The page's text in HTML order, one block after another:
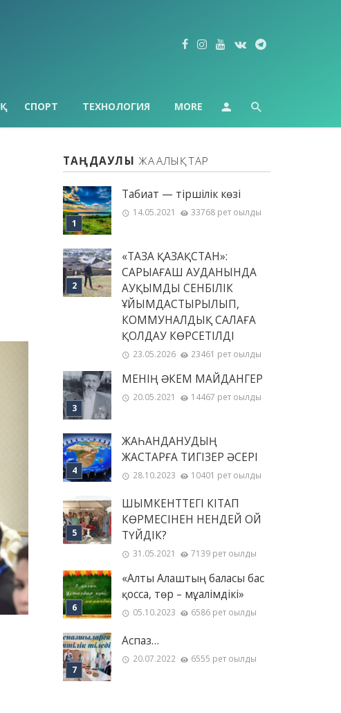
СПОРТ ТЕХНОЛОГИЯ MORE
ТАҢДАУЛЫ ЖАҢАЛЫҚТАР
Табиғат — тіршілік көзі
14.05.2021 33768 рет оқылды
«ТАЗА ҚАЗАҚСТАН»:
САРЫАҒАШ АУДАНЫНДА
АУҚЫМДЫ СЕНБІЛІК
ҰЙЫМДАСТЫРЫЛЫП,
КОММУНАЛДЫҚ САЛАҒА
ҚОЛДАУ КӨРСЕТІЛДІ
23.05.2026 23461 рет оқылды
МЕНІҢ ƏКЕМ МАЙДАНГЕР
20.05.2021 14467 рет оқылды
ЖАҺАНДАНУДЫҢ
ЖАСТАРҒА ТИГІЗЕР ӘСЕРІ
28.10.2023 10401 рет оқылды
ШЫМКЕНТТЕГІ КІТАП
КӨРМЕСІНЕН НЕНДЕЙ ОЙ
ТҮЙДІК?
31.05.2021 7139 рет оқылды
«Алты Алаштың баласы бас
қосса, төр – мұғалімдікі»
05.10.2023 6586 рет оқылды
Аспаз…
20.07.2022 6555 рет оқылды